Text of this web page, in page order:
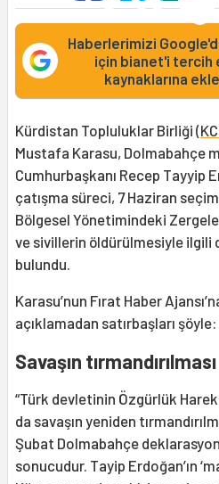
Haberlerimizi
için bianet'i tercih
kaynaklarına
Kürdistan Topluluklar Birliği (
Mustafa Karasu, Dolmabahçe
Cumhurbaşkanı Recep Tayyip
çatışma süreci, 7 Haziran
Bölgesel Yönetimindeki
ve sivillerin öldürülmesiyle ilgili
bulundu.
Karasu’nun Fırat Haber
açıklamadan satırbaşları şöyle:
Savaşın tırmandırılması
“Türk devletinin Özgürlük
da savaşın yeniden
Şubat Dolmabahçe
sonucudur. Tayip Erdoğan’ın